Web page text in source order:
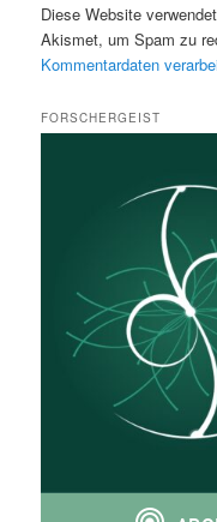
Diese Website verwendet
Akismet, um Spam zu
Kommentardaten
FORSCHERGEIST